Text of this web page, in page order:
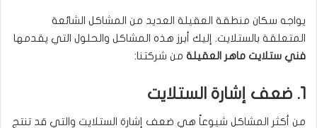
يواجه سكان منطقة العقيلة العديد من المشاكل الشائعة
المتعلقة بالستلايت. إليك أبرز هذه المشاكل والحلول التي يقدمها
فني ستلايت ماهر العقيلة من شركتنا:
1. ضعف إشارة الستلايت
من أكثر المشاكل شيوعاً هي ضعف إشارة الستلايت والتي قد تنتج